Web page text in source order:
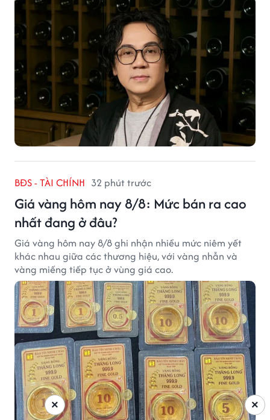
BĐS - TÀI CHÍNH 32 phút trước
Giá vàng hôm nay 8/8: Mức bán ra cao
nhất đang ở đâu?
Giá vàng hôm nay 8/8 ghi nhận nhiều mức niêm yết
khác nhau giữa các thương hiệu, với vàng nhẫn và
vàng miếng tiếp tục ở vùng giá cao.
×
×